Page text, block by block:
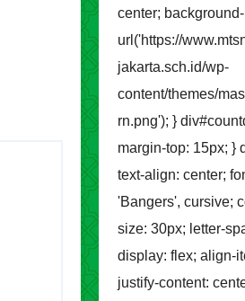
center;
url('https://
jakarta.sch.id/wp-
content/themes/
rn.png'); }
margin-top: 15px; }
text-align: center;
'Bangers', cursive;
size: 30px; letter-
display: flex; align-
justify-content: